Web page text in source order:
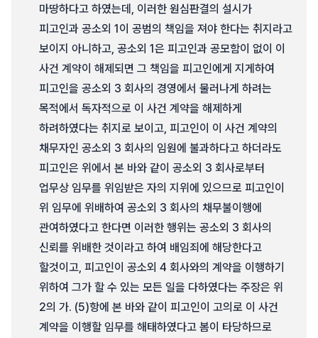
마땅하다고 하였는데, 이러한 원심판결의 설시가
피고인과 공소외 1이 공범의 책임을 져야 한다는 취지라고
보이지 아니하고, 공소외 1은 피고인과 공모함이 없이 이
사건 계약이 해제되면 그 책임을 피고인에게 지게하여
피고인을 공소외 3 회사의 경영에서 물러나게 하려는
목적에서 독자적으로 이 사건 계약을 해제하게
하려하였다는 취지로 보이고, 피고인이 이 사건 계약의
채무자인 공소외 3 회사의 임원에 불과하다고 하더라도
피고인은 위에서 본 바와 같이 공소외 3 회사로부터
업무상 임무를 위임받은 자의 지위에 있으므로 피고인이
위 임무에 위배하여 공소외 3 회사의 채무불이행에
관여하였다고 한다면 이러한 행위는 공소외 3 회사의
신뢰를 위배한 것이라고 하여 배임죄에 해당한다고
할것이고, 피고인이 공소외 4 회사와의 계약을 이행하기
위하여 그가 할 수 있는 모든 일을 다하였다는 주장은 위
2의 가. (5)항에 본 바와 같이 피고인이 고의로 이 사건
계약을 이행할 임무를 해태하였다고 봄이 타당하므로